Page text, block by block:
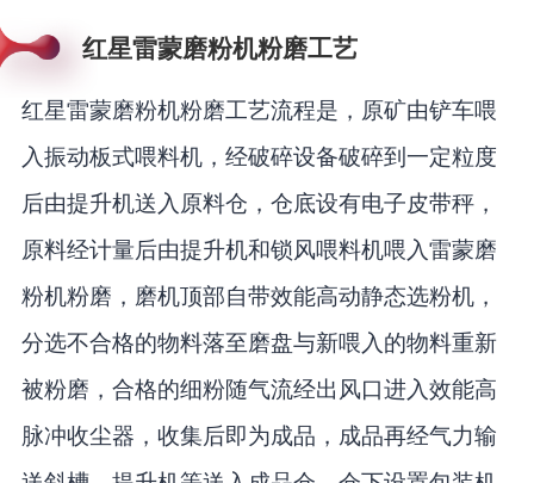
红星雷蒙磨粉机粉磨工艺
红星雷蒙磨粉机粉磨工艺流程是，原矿由铲车喂
入振动板式喂料机，经破碎设备破碎到一定粒度
后由提升机送入原料仓，仓底设有电子皮带秤，
原料经计量后由提升机和锁风喂料机喂入雷蒙磨
粉机粉磨，磨机顶部自带效能高动静态选粉机，
分选不合格的物料落至磨盘与新喂入的物料重新
被粉磨，合格的细粉随气流经出风口进入效能高
脉冲收尘器，收集后即为成品，成品再经气力输